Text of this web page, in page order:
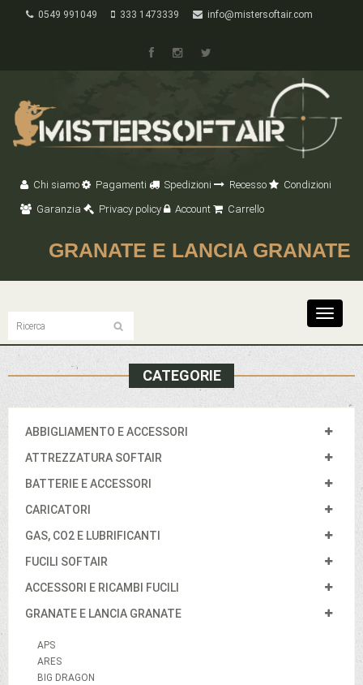
0549 991049 333 1473339 info@mistersoftair.com
Chi siamo Pagamenti Spedizioni Recesso
Condizioni
Garanzia
Privacy policy Account Carrello
GRANATE E LANCIA GRANATE
Toggle
CATEGORIE
ABBIGLIAMENTO E ACCESSORI
ATTREZZATURA SOFTAIR
BATTERIE E ACCESSORI
CARICATORI
GAS, CO2 E LUBRIFICANTI
FUCILI SOFTAIR
ACCESSORI E RICAMBI FUCILI
GRANATE E LANCIA GRANATE
APS
ARES
BIG DRAGON